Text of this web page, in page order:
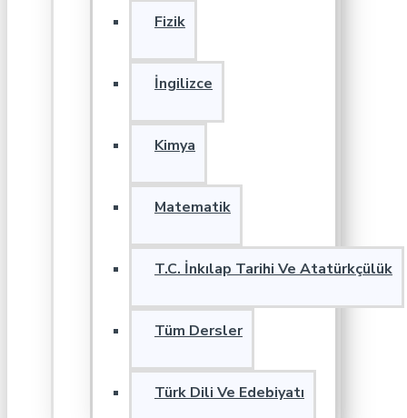
Fizik
İngilizce
Kimya
Matematik
T.C. İnkılap Tarihi Ve Atatürkçülük
Tüm Dersler
Türk Dili Ve Edebiyatı